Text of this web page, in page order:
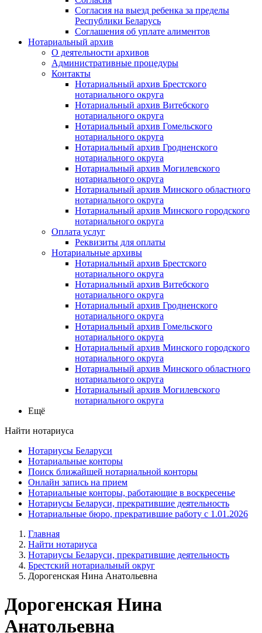
Согласия на выезд ребенка за пределы
Республики Беларусь
Соглашения об уплате алиментов
Нотариальный архив
О деятельности архивов
Административные процедуры
Контакты
Нотариальный архив Брестского
нотариального округа
Нотариальный архив Витебского
нотариального округа
Нотариальный архив Гомельского
нотариального округа
Нотариальный архив Гродненского
нотариального округа
Нотариальный архив Могилевского
нотариального округа
Нотариальный архив Минского областного
нотариального округа
Нотариальный архив Минского городского
нотариального округа
Оплата услуг
Реквизиты для оплаты
Нотариальные архивы
Нотариальный архив Брестского
нотариального округа
Нотариальный архив Витебского
нотариального округа
Нотариальный архив Гродненского
нотариального округа
Нотариальный архив Гомельского
нотариального округа
Нотариальный архив Минского городского
нотариального округа
Нотариальный архив Минского областного
нотариального округа
Нотариальный архив Могилевского
нотариального округа
Ещё
Найти нотариуса
Нотариусы Беларуси
Нотариальные конторы
Поиск ближайшей нотариальной конторы
Онлайн запись на прием
Нотариальные конторы, работающие в воскресенье
Нотариусы Беларуси, прекратившие деятельность
Нотариальные бюро, прекратившие работу с 1.01.2026
Главная
Найти нотариуса
Нотариусы Беларуси, прекратившие деятельность
Брестский нотариальный округ
Дорогенская Нина Анатольевна
Дорогенская Нина
Анатольевна